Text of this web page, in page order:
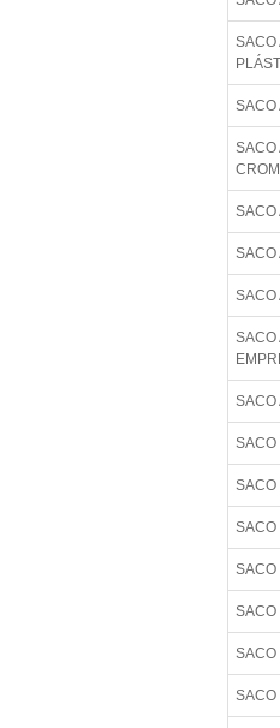
SACO
SACO
SACO
SACO
SACO
SACO
SACO
SACO
SACO
SACO
SACO
SACO
SACO
SACO
SACO